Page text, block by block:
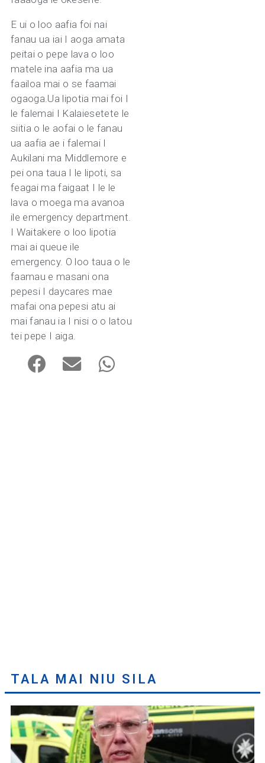
E ui o loo aafia foi nai
fanau ua iai I aoga amata
peitai o pepe lava o loo
matele ina aafia ma ua
faailoa mai o se faamai
ogaoga.Ua lipotia mai foi I
le falemai I Kalaiesetete le
siitia o le aofai o le fanau
ua aafia ae i falemai I
Aukilani ma Middlemore e
pei ona taua I le lipoti, sa
feagai ma faigaat I le le
lava o moega ma avanoa
ile emergency department.
I Waitakere o loo lipotia
mai ai queue ile
emergency. O loo taua o le
faamau e masani ona
pepesi I daycares mae
mafai ona pepesi atu ai
mai fanau ia I nisi o o latou
tei pepe I aiga.
TALA MAI NIU SILA